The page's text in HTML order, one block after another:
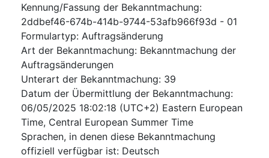
Kennung/Fassung der Bekanntmachung:
2ddbef46-674b-414b-9744-53afb966f93d - 01
Formulartyp: Auftragsänderung
Art der Bekanntmachung: Bekanntmachung der
Auftragsänderungen
Unterart der Bekanntmachung: 39
Datum der Übermittlung der Bekanntmachung:
06/05/2025 18:02:18 (UTC+2) Eastern European
Time, Central European Summer Time
Sprachen, in denen diese Bekanntmachung
offiziell verfügbar ist: Deutsch